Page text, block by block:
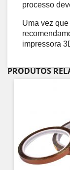
processo
Uma vez
impressora
PRODUTOS